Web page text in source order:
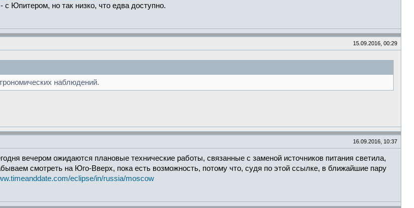
Юпитером, но так низко, что едва доступно.
15.09.2016, 00:29
наблюдений.
16.09.2016, 10:37
вечером ожидаются плановые технические работы, связанные с заменой источников питания светила,
смотреть на Юго-Вверх, пока есть возможность, потому что, судя по этой ссылке, в ближайшие пару
eclipse/in/russia/moscow